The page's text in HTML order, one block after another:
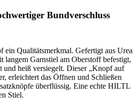
Bundverschluss
Qualitätsmerkmal. Gefertigt aus Urea
langem Garnstiel am Oberstoff befestigt,
heiß versiegelt. Dieser „Knopf auf
erleichtert das Öffnen und Schließen
überflüssig. Eine echte HILTL
Stiel.